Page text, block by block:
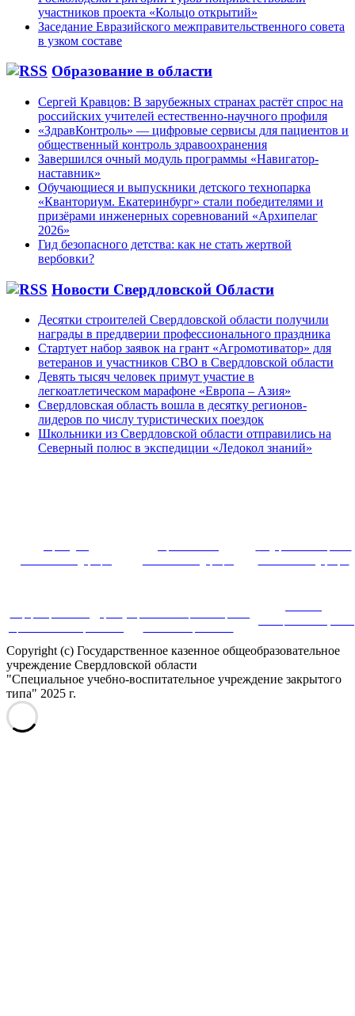
участников проекта «Кольцо открытий»
Заседание Евразийского межправительственного совета
в узком составе
Образование в области
Сергей Кравцов: В зарубежных странах растёт спрос на
российских учителей естественно-научного профиля
«ЗдравКонтроль» — цифровые сервисы для пациентов и
общественный контроль здравоохранения
Завершился очный модуль программы «Навигатор-
наставник»
Обучающиеся и выпускники детского технопарка
«Кванториум. Екатеринбург» стали победителями и
призёрами инженерных соревнований «Архипелаг
2026»
Гид безопасного детства: как не стать жертвой
вербовки?
Новости Свердловской Области
Десятки строителей Свердловской области получили
награды в преддверии профессионального праздника
Стартует набор заявок на грант «Агромотиватор» для
ветеранов и участников СВО в Свердловской области
Девять тысяч человек примут участие в
легкоатлетическом марафоне «Европа – Азия»
Свердловская область вошла в десятку регионов-
лидеров по числу туристических поездок
Школьники из Свердловской области отправились на
Северный полюс в экспедиции «Ледокол знаний»
Copyright (c) Государственное казенное общеобразовательное
учреждение Свердловской области
"Специальное учебно-воспитательное учреждение закрытого
типа" 2025 г.